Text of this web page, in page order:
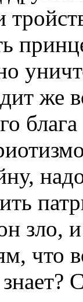
же
зло,
что